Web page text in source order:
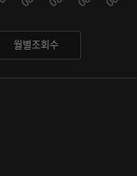
월별조회수